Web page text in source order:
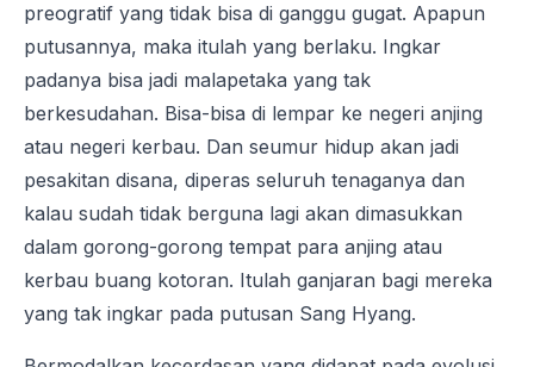
preogratif yang tidak bisa di ganggu gugat. Apapun
putusannya, maka itulah yang berlaku. Ingkar
padanya bisa jadi malapetaka yang tak
berkesudahan. Bisa-bisa di lempar ke negeri anjing
atau negeri kerbau. Dan seumur hidup akan jadi
pesakitan disana, diperas seluruh tenaganya dan
kalau sudah tidak berguna lagi akan dimasukkan
dalam gorong-gorong tempat para anjing atau
kerbau buang kotoran. Itulah ganjaran bagi mereka
yang tak ingkar pada putusan Sang Hyang.